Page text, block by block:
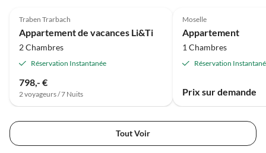
Traben Trarbach
Appartement de vacances Li&Ti
2 Chambres
Réservation Instantanée
798,- €
2 voyageurs / 7 Nuits
Moselle
Appartement
1 Chambres
Réservation
Prix sur demande
Tout Voir